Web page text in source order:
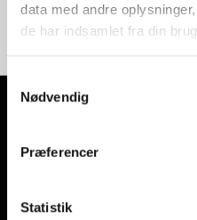
data med andre
de har indsamlet fra din
Samtykkevalg
Nødvendig
Præferencer
Statistik